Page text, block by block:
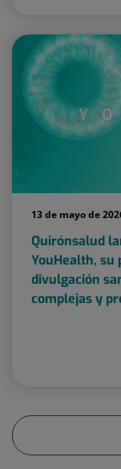
13 de mayo de
Quirónsalud
YouHealth, su
divulgación
complejas y